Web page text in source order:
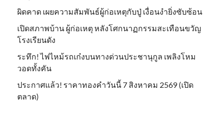
ผิดคาด เผยความสัมพันธ์ผู้ก่อเหตุกับปู่ เงื่อนงำยิ่งซับซ้อน
เปิดสภาพบ้าน ผู้ก่อเหตุ หลังโศกนาฏกรรมสะเทือนขวัญ
โรงเรียนดัง
ระทึก! ไฟไหม้รถเก๋งบนทางด่วนประชานุกูล เพลิงโหม
วอดทั้งคัน
ประกาศแล้ว! ราคาทองคำวันนี้ 7 สิงหาคม 2569 (เปิด
ตลาด)